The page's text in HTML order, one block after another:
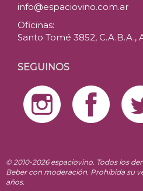
info@espaciovino.com.ar
Oficinas:
Santo Tomé 3852, C.A.B.A.,
SEGUINOS
© 2010-2026 espaciovino. Todos los
Beber con moderación. Prohibida su
años.